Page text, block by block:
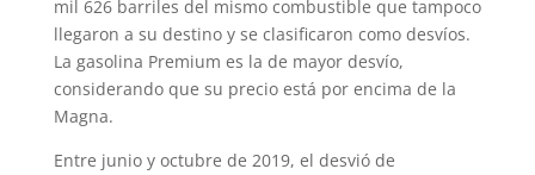
mil 626 barriles del mismo combustible que tampoco
llegaron a su destino y se clasificaron como desvíos.
La gasolina Premium es la de mayor desvío,
considerando que su precio está por encima de la
Magna.
Entre junio y octubre de 2019, el desvió de